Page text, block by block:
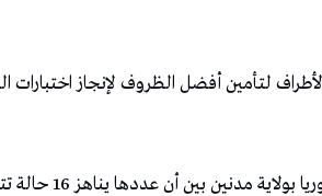
لتأمين أفضل الظروف لإنجاز اختبارات
بخصوص الحالات الخاصة في الدورة الرئيسية